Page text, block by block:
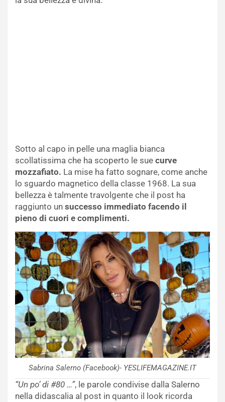
Sotto al capo in pelle una maglia bianca
scollatissima che ha scoperto le sue curve
mozzafiato. La mise ha fatto sognare, come anche
lo sguardo magnetico della classe 1968. La sua
bellezza è talmente travolgente che il post ha
raggiunto un successo immediato facendo il
pieno di cuori e complimenti.
Sabrina Salerno (Facebook)- YESLIFEMAGAZINE.IT
“Un po’ di #80 …”, le parole condivise dalla Salerno
nella didascalia al post in quanto il look ricorda